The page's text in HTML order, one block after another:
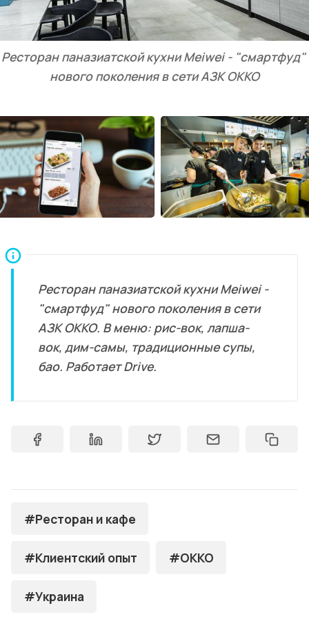
Ресторан паназиатской кухни Meiwei - "смартфуд"
нового поколения в сети АЗК ОККО
Ресторан паназиатской кухни Meiwei -
"смартфуд" нового поколения в сети
АЗК ОККО. В меню: рис-вок, лапша-
вок, дим-самы, традиционные супы,
бао. Работает Drive.
#Ресторан и кафе
#Клиентский опыт #OKKO
#Украина